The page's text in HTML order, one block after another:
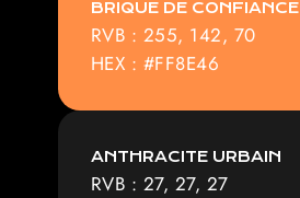
BRIQUE DE CONFIANCE
RVB : 255, 142, 70
HEX : #FF8E46
ANTHRACITE URBAIN
RVB : 27, 27, 27